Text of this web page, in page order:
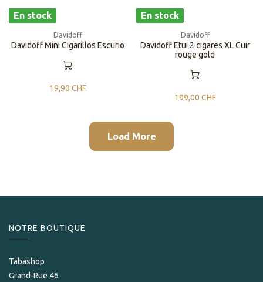
En stock
Davidoff
Davidoff Mini Cigarillos Escurio
19,90 CHF
En stock
Davidoff
Davidoff Etui 2 cigares XL Cuir
rouge gold
199,00 CHF
Load More
NOTRE BOUTIQUE
Tabashop
Grand-Rue 46